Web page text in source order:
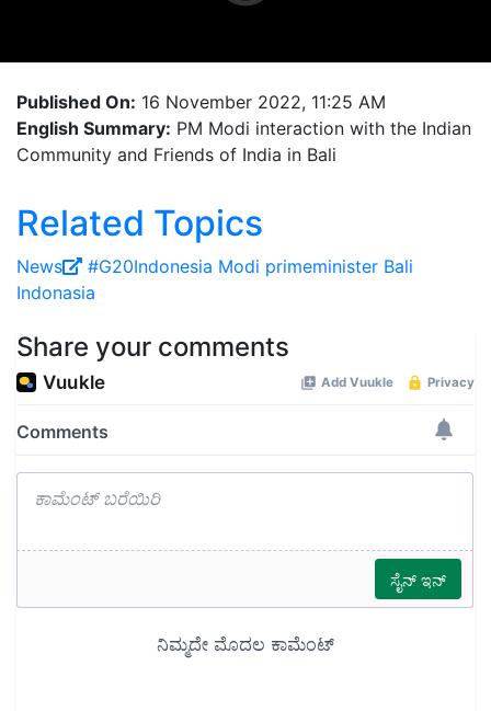
Published On: 16 November 2022, 11:25 AM
English Summary: PM Modi interaction with the Indian
Community and Friends of India in Bali
Related Topics
News #G20Indonesia Modi primeminister Bali
Indonasia
Share your comments